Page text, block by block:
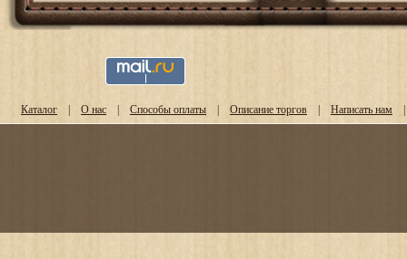
Каталог | О нас | Способы оплаты | Описание торгов | Написать нам |